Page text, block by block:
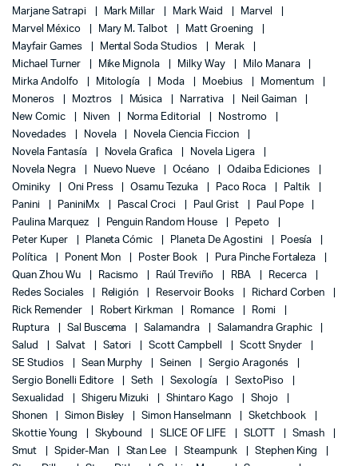
Marjane Satrapi
Mark Millar Mark Waid
Marvel
Marvel México
Mary M. Talbot
Matt Groening
Mayfair Games
Mental Soda Studios
Merak
Michael Turner
Mike Mignola Milky Way
Milo Manara
Mirka Andolfo
Mitología Moda Moebius
Momentum
Moneros
Moztros Música Narrativa
Neil Gaiman
New Comic
Niven Norma Editorial
Nostromo
Novedades
Novela
Novela Ciencia Ficcion
Novela Fantasía
Novela Grafica
Novela Ligera
Novela Negra
Nuevo Nueve Océano
Odaiba Ediciones
Ominiky
Oni Press Osamu Tezuka Paco Roca
Paltik
Panini
PaniniMx Pascal Croci Paul Grist
Paul Pope
Paulina Marquez
Penguin Random House
Pepeto
Peter Kuper
Planeta Cómic Planeta De Agostini
Poesía
Política
Ponent Mon Poster Book
Pura Pinche Fortaleza
Quan Zhou Wu
Racismo Raúl Treviño RBA
Recerca
Redes Sociales
Religión Reservoir Books
Richard Corben
Rick Remender
Robert Kirkman Romance
Romi
Ruptura
Sal Buscema Salamandra
Salamandra Graphic
Salud
Salvat Satori Scott Campbell
Scott Snyder
SE Studios
Sean Murphy Seinen
Sergio Aragonés
Sergio Bonelli Editore
Seth Sexología
SextoPiso
Sexualidad
Shigeru Mizuki Shintaro Kago
Shojo
Shonen
Simon Bisley Simon Hanselmann
Sketchbook
Skottie Young
Skybound SLICE OF LIFE SLOTT
Smash
Smut
Spider-Man Stan Lee Steampunk
Stephen King